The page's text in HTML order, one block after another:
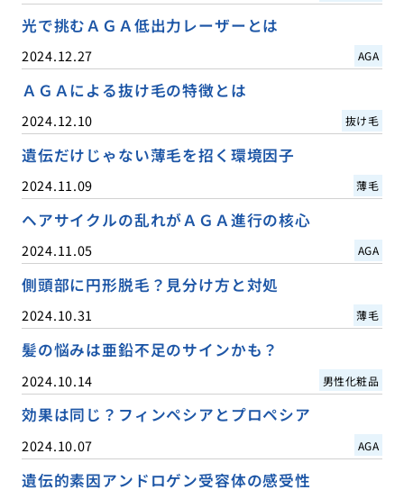
光で挑むＡＧＡ低出力レーザーとは
2024.12.27 AGA
ＡＧＡによる抜け毛の特徴とは
2024.12.10 抜け毛
遺伝だけじゃない薄毛を招く環境因子
2024.11.09 薄毛
ヘアサイクルの乱れがＡＧＡ進行の核心
2024.11.05 AGA
側頭部に円形脱毛？見分け方と対処
2024.10.31 薄毛
髪の悩みは亜鉛不足のサインかも？
2024.10.14 男性化粧品
効果は同じ？フィンペシアとプロペシア
2024.10.07 AGA
遺伝的素因アンドロゲン受容体の感受性